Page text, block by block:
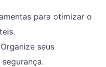
para otimizar o
Organize seus